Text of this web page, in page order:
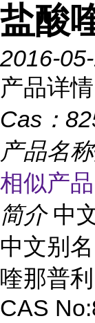
盐酸
2016-
产品详情
Cas：
产品名称
相似产
简介 中
中文别
喹那普利
CAS